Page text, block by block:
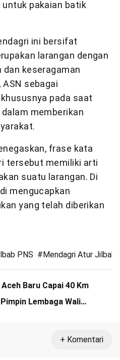
pakaian batik
ini bersifat
larangan dengan
dan keseragaman
sebagai
pada saat
memberikan
frase kata
tersebut memiliki arti
suatu larangan. Di
mengucapkan
yang telah diberikan
PNS #Mendagri Atur Jilbab
Baru Capai 40 Km
Lembaga Wali
+ Komentari